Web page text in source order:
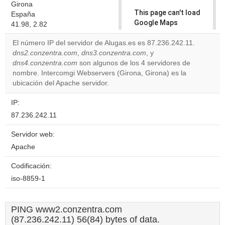
Girona
España
41.98, 2.82
This page can't load
Google Maps
correctly.
Do you
own this
website?
El número IP del servidor de Alugas.es es 87.236.242.11.
dns2.conzentra.com, dns3.conzentra.com, y
dns4.conzentra.com son algunos de los 4 servidores de
nombre. Intercomgi Webservers (Girona, Girona) es la
ubicación del Apache servidor.
IP:
87.236.242.11
Servidor web:
Apache
Codificación:
iso-8859-1
PING www2.conzentra.com
(87.236.242.11) 56(84) bytes of data.